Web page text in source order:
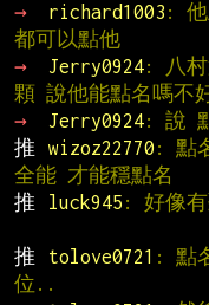
→
richard1003 : 他
都可以點他
→
Jerry0924: 八村
顆 說他能點名嗎不
→
Jerry0924: 說
推
wizoz22770 : 點
全能 才能穩點名
推
luck945 : 好像有
推
tolove0721 : 點
位..